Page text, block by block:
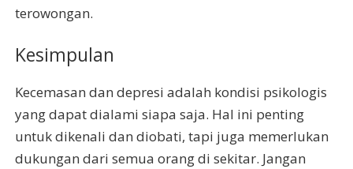
terowongan.
Kesimpulan
Kecemasan dan depresi adalah kondisi psikologis
yang dapat dialami siapa saja. Hal ini penting
untuk dikenali dan diobati, tapi juga memerlukan
dukungan dari semua orang di sekitar. Jangan